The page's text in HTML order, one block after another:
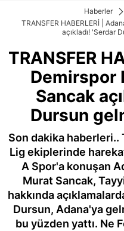
Haberler
TRANSFER HABERLERİ |
açıkladı! 'Serdar
TRANSFER
Demirspor
Sancak
Dursun
Son dakika
Lig ekiplerinde
A Spor'a konuşan
Murat Sancak,
hakkında
Dursun, Adana'ya
bu yüzden yattı. Ne